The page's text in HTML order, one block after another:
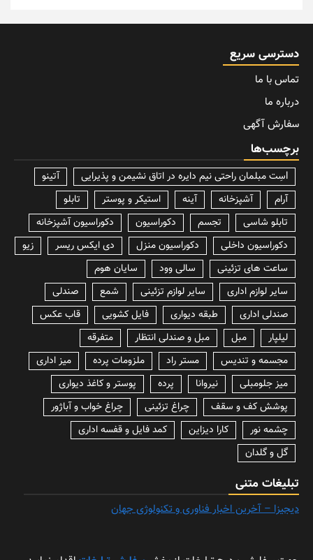
دسترسی سریع
تماس با ما
درباره ما
سفارش آگهی
برچسب‌ها
lسِت مبلمان راحتی نیم دایره در اتاق نشیمن و پذیرایی
آتینو
آرام
آشپزخانه آینه استیکر و پوستر
تابلو
تابلو شاسی
تجسم دکوراسیون
دکوراسیون آشپزخانه
دکوراسیون داخلی
دکوراسیون منزل دی ایکس ریسر
زیو
ساعت های تزئینی
سالی وود
سایان هوم
سایر لوازم اداری
سایر لوازم تزئینی شمع
صندلی
صندلی اداری
طبقه دیواری فایل کشویی
قاب عکس
لیلپار
مبل مبل و صندلی انتظار
متفرقه
مجسمه و تندیس
مستر راد ملزومات پرده
میز اداری
میز جلومبلی
نیروانا پرده
پوستر و کاغذ دیواری
پوشش کف و سقف
چراغ تزئینی
چراغ خواب و آباژور
چشمه نور
کارا دیزاین
کمد فایل و قفسه اداری
گل و گلدان
تبلیغات متنی
دیجیزا – آخرین اخبار فناوری و تکنولوژی جهان